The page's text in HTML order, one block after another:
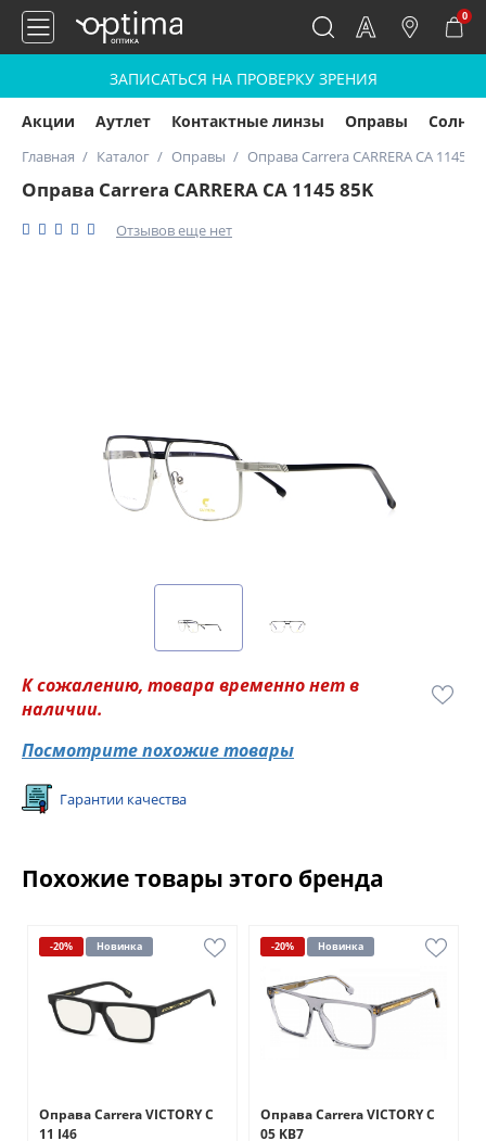
0
ЗАПИСАТЬСЯ НА ПРОВЕРКУ ЗРЕНИЯ
Акции Аутлет Контактные линзы Оправы
Главная Каталог Оправы Оправа Carrera CARRERA CA 1145
Оправа Carrera CARRERA CA 1145 85K
Отзывов еще нет
К сожалению, товара временно нет в
наличии.
Посмотрите похожие товары
Гарантии качества
Похожие товары этого бренда
-20% Новинка
Оправа Carrera VICTORY C
11 I46
-20% Новинка
Оправа Carrera VICTORY C
05 KB7